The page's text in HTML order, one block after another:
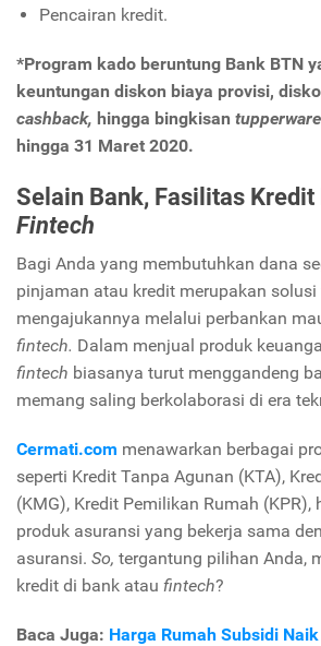
Pencairan kredit.
*Program kado beruntung Bank BTN
keuntungan diskon biaya provisi,
cashback, hingga bingkisan tupperware
hingga 31 Maret 2020.
Selain Bank, Fasilitas
Fintech
Bagi Anda yang membutuhkan dana
pinjaman atau kredit merupakan
mengajukannya melalui perbankan
fintech. Dalam menjual produk
fintech biasanya turut menggandeng
memang saling berkolaborasi di era
Cermati.com menawarkan berbagai
seperti Kredit Tanpa Agunan (KTA),
(KMG), Kredit Pemilikan Rumah (KPR),
produk asuransi yang bekerja sama
asuransi. So, tergantung pilihan Anda,
kredit di bank atau fintech?
Baca Juga: Harga Rumah Subsidi